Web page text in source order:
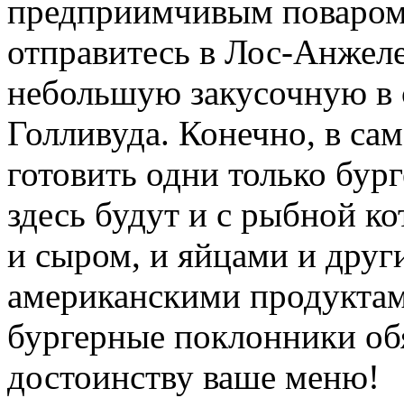
предприимчивым
отправитесь в Лос-
небольшую закусочную в
Голливуда. Конечно, в
готовить одни только
здесь будут и с рыбной
и сыром, и яйцами и
американскими
бургерные поклонники
достоинству ваше меню!